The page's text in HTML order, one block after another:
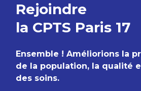
Rejoindre
la CPTS Paris 17
Ensemble ! Améliorions la
de la population, la qualité
des soins.